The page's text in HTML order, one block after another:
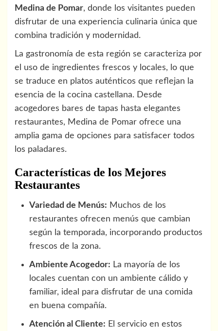
Medina de Pomar, donde los visitantes pueden
disfrutar de una experiencia culinaria única que
combina tradición y modernidad.
La gastronomía de esta región se caracteriza por
el uso de ingredientes frescos y locales, lo que
se traduce en platos auténticos que reflejan la
esencia de la cocina castellana. Desde
acogedores bares de tapas hasta elegantes
restaurantes, Medina de Pomar ofrece una
amplia gama de opciones para satisfacer todos
los paladares.
Características de los Mejores
Restaurantes
Variedad de Menús: Muchos de los
restaurantes ofrecen menús que cambian
según la temporada, incorporando productos
frescos de la zona.
Ambiente Acogedor: La mayoría de los
locales cuentan con un ambiente cálido y
familiar, ideal para disfrutar de una comida
en buena compañía.
Atención al Cliente: El servicio en estos